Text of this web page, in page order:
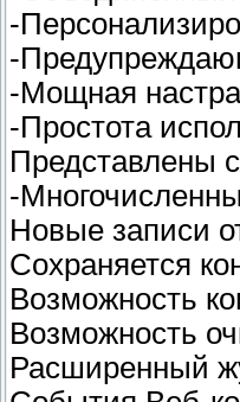
-
-
-Мощная
-Простота
Представлены
-
Новые записи
Сохраняется
Возможность
Возможность
Расширенный